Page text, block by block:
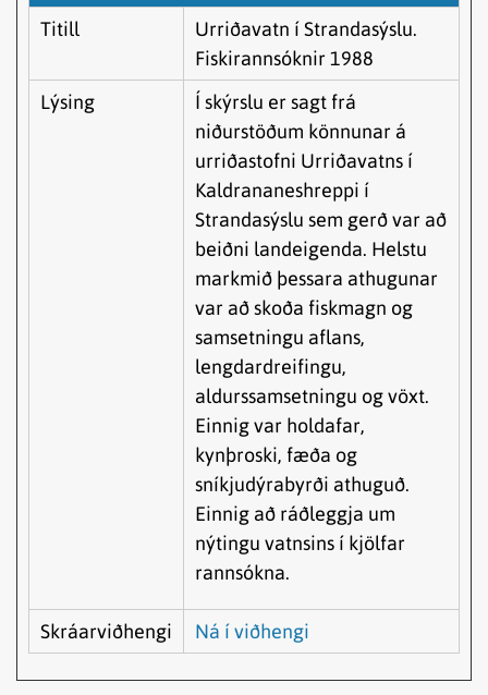
Titill
Urriðavatn í Strandasýslu.
Fiskirannsóknir 1988
Lýsing
Í skýrslu er sagt frá
niðurstöðum könnunar á
urriðastofni Urriðavatns í
Kaldrananeshreppi í
Strandasýslu sem gerð var að
beiðni landeigenda. Helstu
markmið þessara athugunar
var að skoða fiskmagn og
samsetningu aflans,
lengdardreifingu,
aldurssamsetningu og vöxt.
Einnig var holdafar,
kynþroski, fæða og
sníkjudýrabyrði athuguð.
Einnig að ráðleggja um
nýtingu vatnsins í kjölfar
rannsókna.
Skráarviðhengi Ná í viðhengi